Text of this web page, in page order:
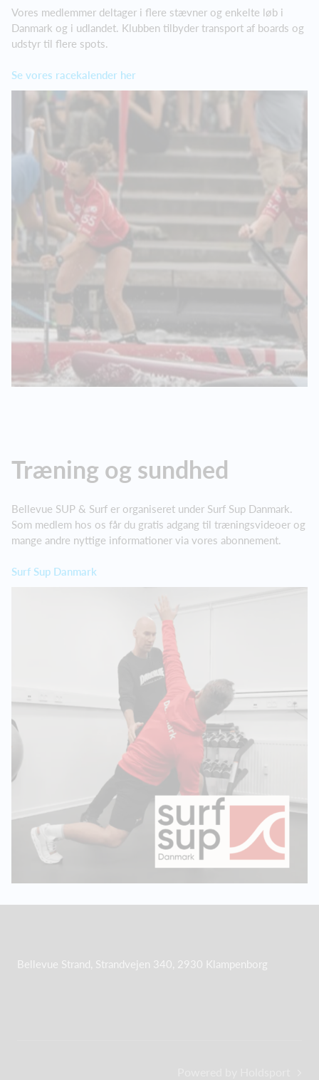
Vores medlemmer deltager i flere stævner og enkelte løb i
Danmark og i udlandet. Klubben tilbyder transport af boards og
udstyr til flere spots.
Se vores racekalender her
Træning og sundhed
Bellevue SUP & Surf er organiseret under Surf Sup Danmark.
Som medlem hos os får du gratis adgang til træningsvideoer og
mange andre nyttige informationer via vores abonnement.
Surf Sup Danmark
Bellevue Strand, Strandvejen 340, 2930 Klampenborg